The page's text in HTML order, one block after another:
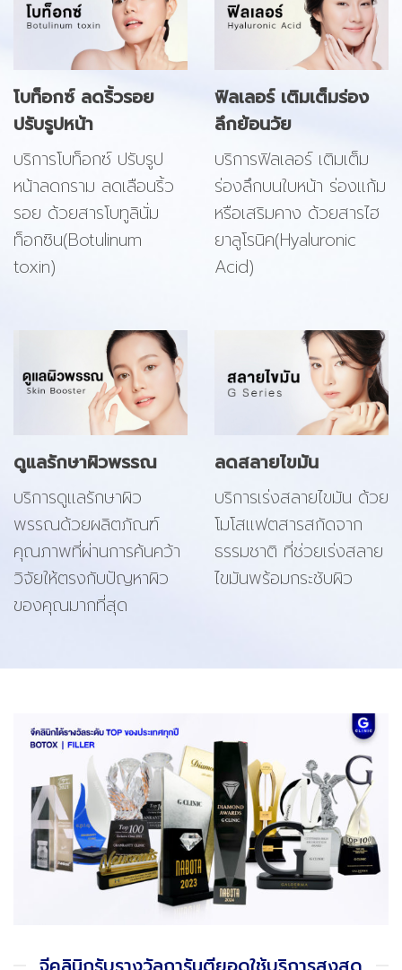
โบท็อกซ์ ลดริ้วรอย
ปรับรูปหน้า
บริการโบท็อกซ์ ปรับรูป
หน้าลดกราม ลดเลือนริ้ว
รอย ด้วยสารโบทูลินั่ม
ท็อกซิน(Botulinum
toxin)
ฟิลเลอร์ เติมเต็มร่อง
ลึกย้อนวัย
บริการฟิลเลอร์ เติมเต็ม
ร่องลึกบนใบหน้า ร่องแก้ม
หรือเสริมคาง ด้วยสารไฮ
ยาลูโรนิค(Hyaluronic
Acid)
ดูแลรักษาผิวพรรณ
บริการดูแลรักษาผิว
พรรณด้วยผลิตภัณฑ์
คุณภาพที่ผ่านการค้นคว้า
วิจัยให้ตรงกับปัญหาผิว
ของคุณมากที่สุด
ลดสลายไขมัน
บริการเร่งสลายไขมัน ด้วย
โมโสแฟตสารสกัดจาก
ธรรมชาติ ที่ช่วยเร่งสลาย
ไขมันพร้อมกระชับผิว